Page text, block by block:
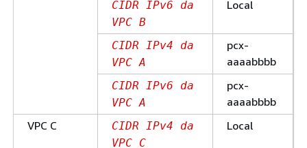
CIDR IPv6 da
VPC B
Local
CIDR IPv4 da
VPC A
pcx-
aaaabbbb
CIDR IPv6 da
VPC A
pcx-
aaaabbbb
VPC C
CIDR IPv4 da
VPC C
Local